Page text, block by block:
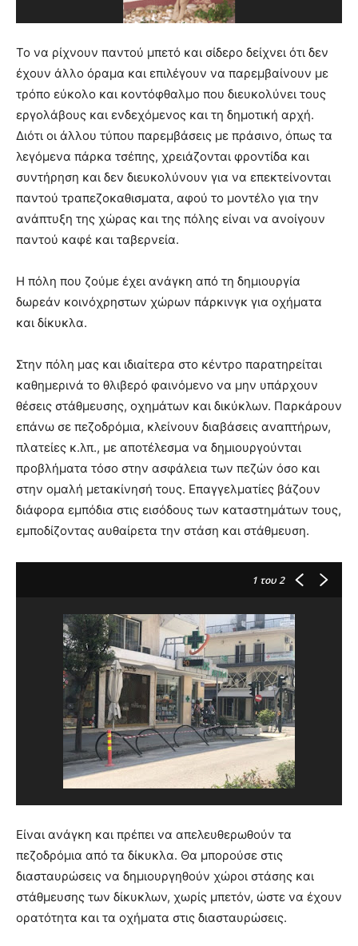
Το να ρίχνουν παντού μπετό και σίδερο δείχνει ότι δεν
έχουν άλλο όραμα και επιλέγουν να παρεμβαίνουν με
τρόπο εύκολο και κοντόφθαλμο που διευκολύνει τους
εργολάβους και ενδεχόμενος και τη δημοτική αρχή.
Διότι οι άλλου τύπου παρεμβάσεις με πράσινο, όπως τα
λεγόμενα πάρκα τσέπης, χρειάζονται φροντίδα και
συντήρηση και δεν διευκολύνουν για να επεκτείνονται
παντού τραπεζοκαθισματα, αφού το μοντέλο για την
ανάπτυξη της χώρας και της πόλης είναι να ανοίγουν
παντού καφέ και ταβερνεία.
Η πόλη που ζούμε έχει ανάγκη από τη δημιουργία
δωρεάν κοινόχρηστων χώρων πάρκινγκ για οχήματα
και δίκυκλα.
Στην πόλη μας και ιδιαίτερα στο κέντρο παρατηρείται
καθημερινά το θλιβερό φαινόμενο να μην υπάρχουν
θέσεις στάθμευσης, οχημάτων και δικύκλων. Παρκάρουν
επάνω σε πεζοδρόμια, κλείνουν διαβάσεις αναπτήρων,
πλατείες κ.λπ., με αποτέλεσμα να δημιουργούνται
προβλήματα τόσο στην ασφάλεια των πεζών όσο και
στην ομαλή μετακίνησή τους. Επαγγελματίες βάζουν
διάφορα εμπόδια στις εισόδους των καταστημάτων τους,
εμποδίζοντας αυθαίρετα την στάση και στάθμευση.
1 του 2
Είναι ανάγκη και πρέπει να απελευθερωθούν τα
πεζοδρόμια από τα δίκυκλα. Θα μπορούσε στις
διασταυρώσεις να δημιουργηθούν χώροι στάσης και
στάθμευσης των δίκυκλων, χωρίς μπετόν, ώστε να έχουν
ορατότητα και τα οχήματα στις διασταυρώσεις.